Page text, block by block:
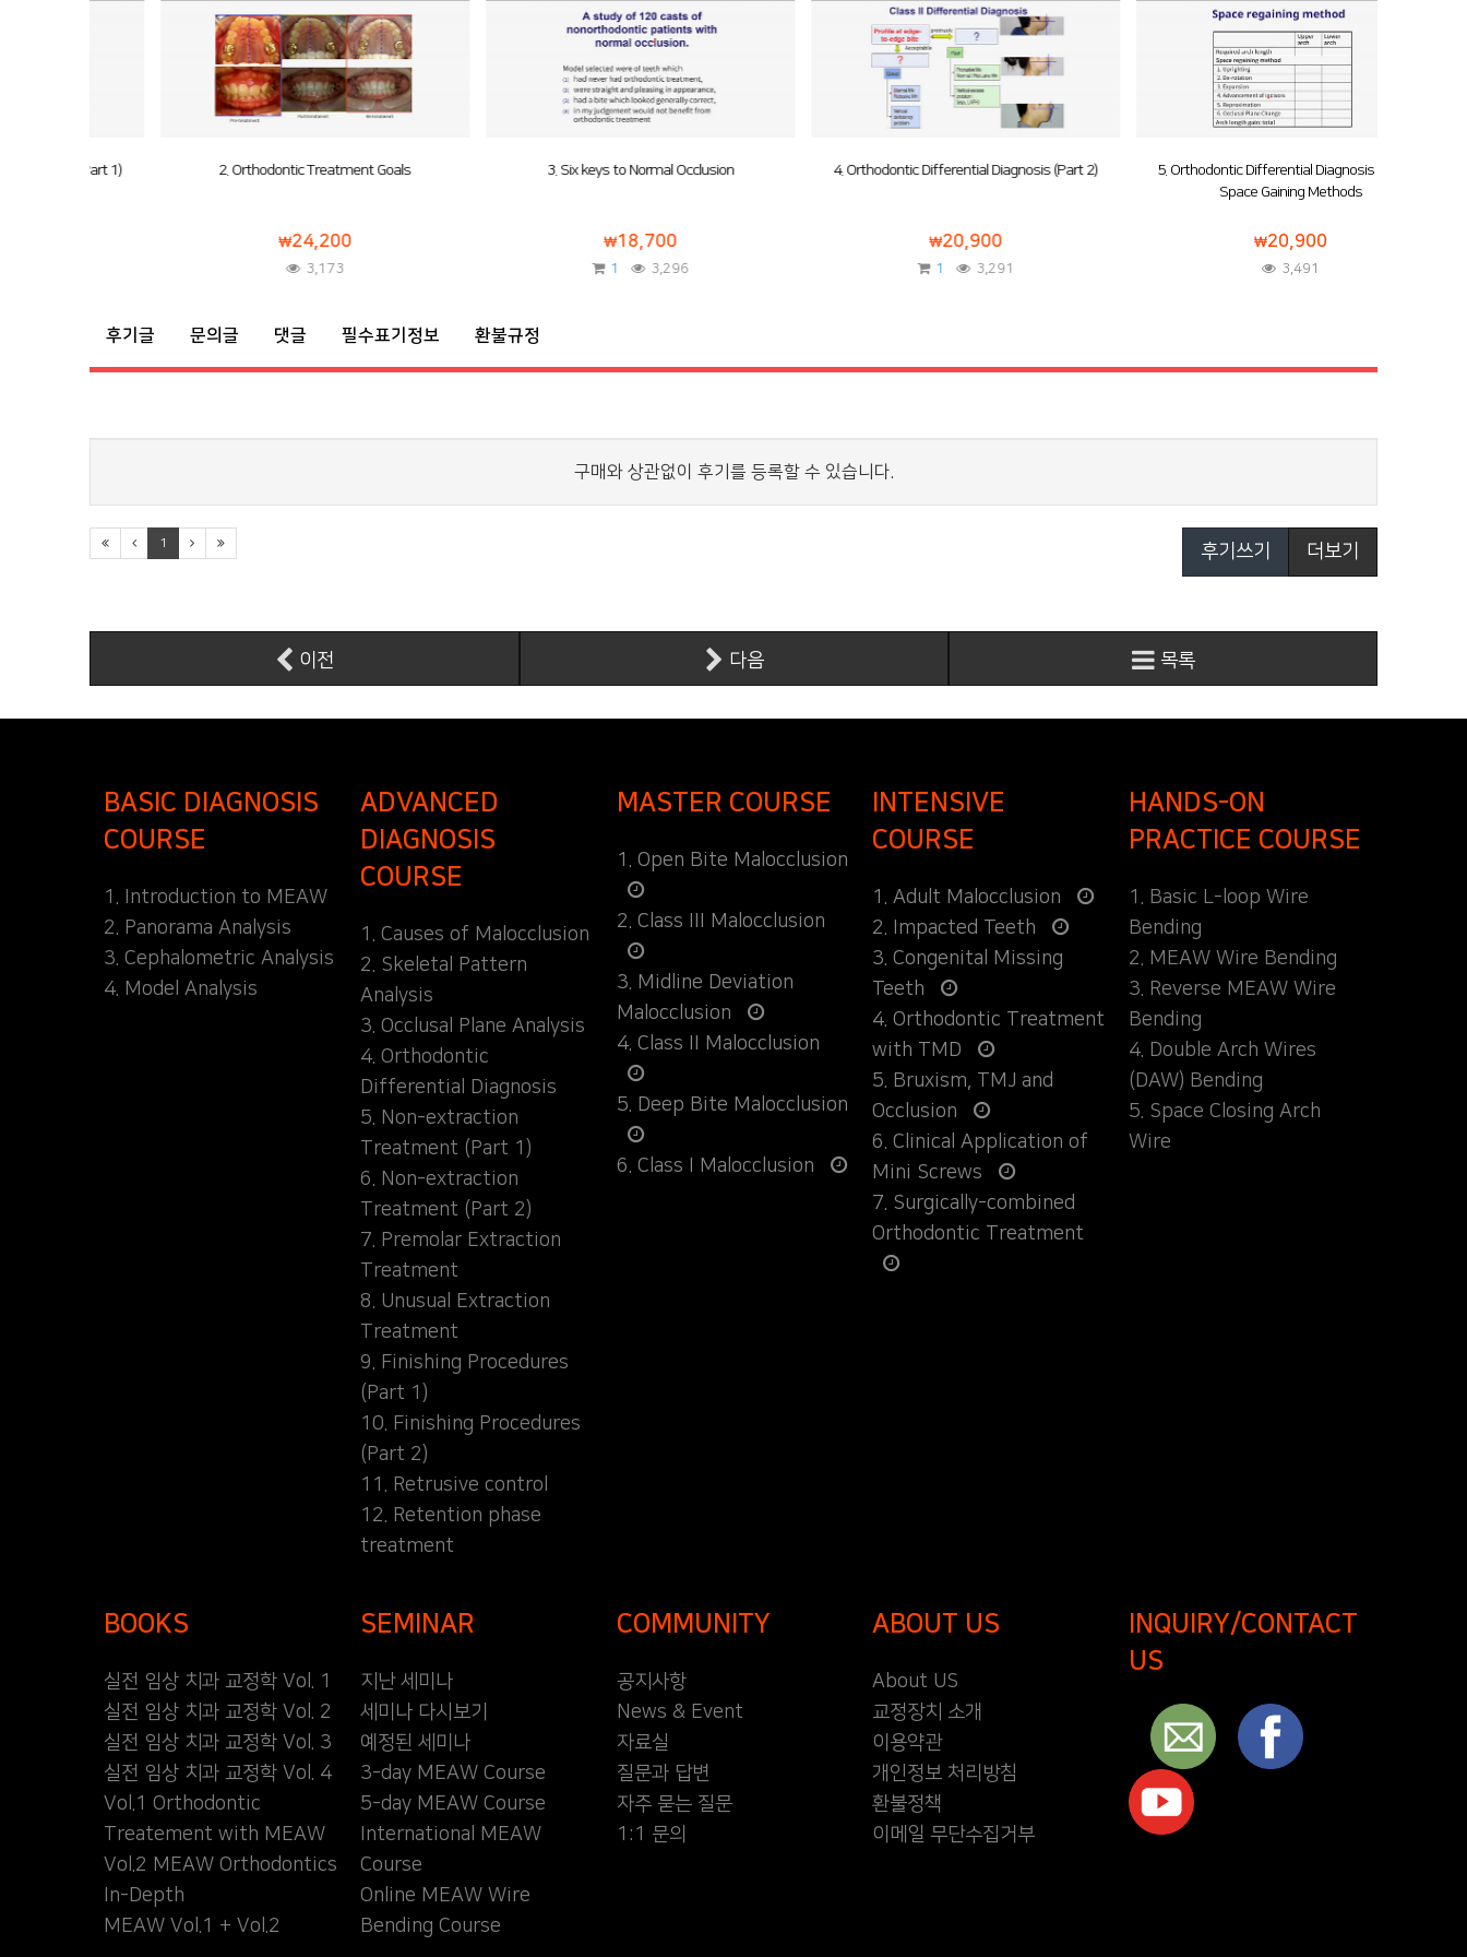
2. Orthodontic Treatment Goals
24,200
3. Six keys to Normal Occlusion
18,700
3,296
4. Orthodontic Differential Diagnosis (Part 2)
20,900
3,291
5. Orthodontic Differential Diagnosis (Part 3):
Space Gaining Methods
20,900
후기글 문의글 댓글 필수표기정보 환불규정
구매와 상관없이 후기를 등록할 수 있습니다.
1 후기쓰기 더보기
이전 다음 목록
BASIC DIAGNOSIS
COURSE
1. Introduction to MEAW
2. Panorama Analysis
3. Cephalometric Analysis
4. Model Analysis
ADVANCED
DIAGNOSIS
COURSE
1. Causes of Malocclusion
2. Skeletal Pattern
Analysis
3. Occlusal Plane Analysis
4. Orthodontic
Differential Diagnosis
5. Non-extraction
Treatment (Part 1)
6. Non-extraction
Treatment (Part 2)
7. Premolar Extraction
Treatment
8. Unusual Extraction
Treatment
9. Finishing Procedures
(Part 1)
10. Finishing Procedures
(Part 2)
11. Retrusive control
12. Retention phase
treatment
MASTER COURSE
1. Open Bite Malocclusion
2. Class III Malocclusion
3. Midline Deviation
Malocclusion
4. Class II Malocclusion
5. Deep Bite Malocclusion
6. Class I Malocclusion
INTENSIVE
COURSE
1. Adult Malocclusion
2. Impacted Teeth
3. Congenital Missing
Teeth
4. Orthodontic Treatment
with TMD
5. Bruxism, TMJ and
Occlusion
6. Clinical Application of
Mini Screws
7. Surgically-combined
Orthodontic Treatment
HANDS-ON
PRACTICE COURSE
1. Basic L-loop Wire
Bending
2. MEAW Wire Bending
3. Reverse MEAW Wire
Bending
4. Double Arch Wires
(DAW) Bending
5. Space Closing Arch
Wire
BOOKS
실전 임상 치과 교정학 Vol. 1
실전 임상 치과 교정학 Vol. 2
실전 임상 치과 교정학 Vol. 3
실전 임상 치과 교정학 Vol. 4
Vol.1 Orthodontic
Treatement with MEAW
Vol.2 MEAW Orthodontics
In-Depth
MEAW Vol.1 + Vol.2
SEMINAR
지난 세미나
세미나 다시보기
예정된 세미나
3-day MEAW Course
5-day MEAW Course
International MEAW
Course
Online MEAW Wire
Bending Course
COMMUNITY
공지사항
News & Event
자료실
질문과 답변
자주 묻는 질문
1:1 문의
ABOUT US
About US
교정장치 소개
이용약관
개인정보 처리방침
환불정책
이메일 무단수집거부
INQUIRY/CONTACT
US